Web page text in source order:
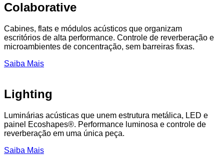
Colaborative
Cabines, flats e módulos acústicos que organizam
escritórios de alta performance. Controle de reverberação e
microambientes de concentração, sem barreiras fixas.
Saiba Mais
Lighting
Luminárias acústicas que unem estrutura metálica, LED e
painel Ecoshapes®. Performance luminosa e controle de
reverberação em uma única peça.
Saiba Mais